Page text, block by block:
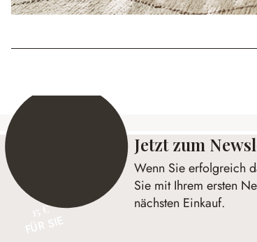
15 €
Jetzt zum
Wenn Sie erfolgreich
Sie mit Ihrem ersten
nächsten Einkauf.